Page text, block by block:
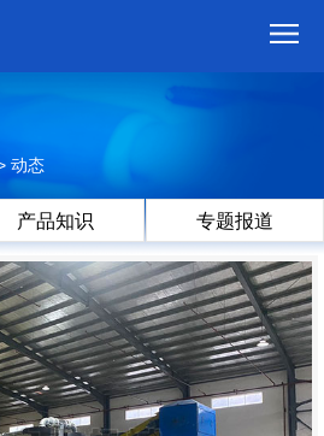
动态
产品知识 专题报道